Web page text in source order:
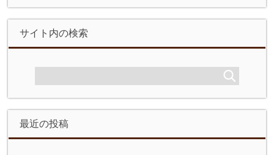
サイト内の検索
最近の投稿